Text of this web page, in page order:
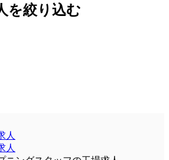
を絞り込む
人
人